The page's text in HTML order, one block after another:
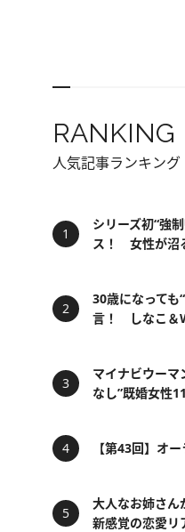
RANKING
人気記事ランキング
シリーズ初“強
ス！ 女性が沼
30歳になっても
言！ しなこ＆
マイナビウー
なし”既婚女性
【第43回】オ
大人なお姉さ
新感覚の恋愛リ